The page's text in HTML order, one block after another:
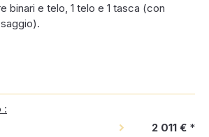
binari e telo, 1 telo e 1 tasca (con
:
2 011 € *